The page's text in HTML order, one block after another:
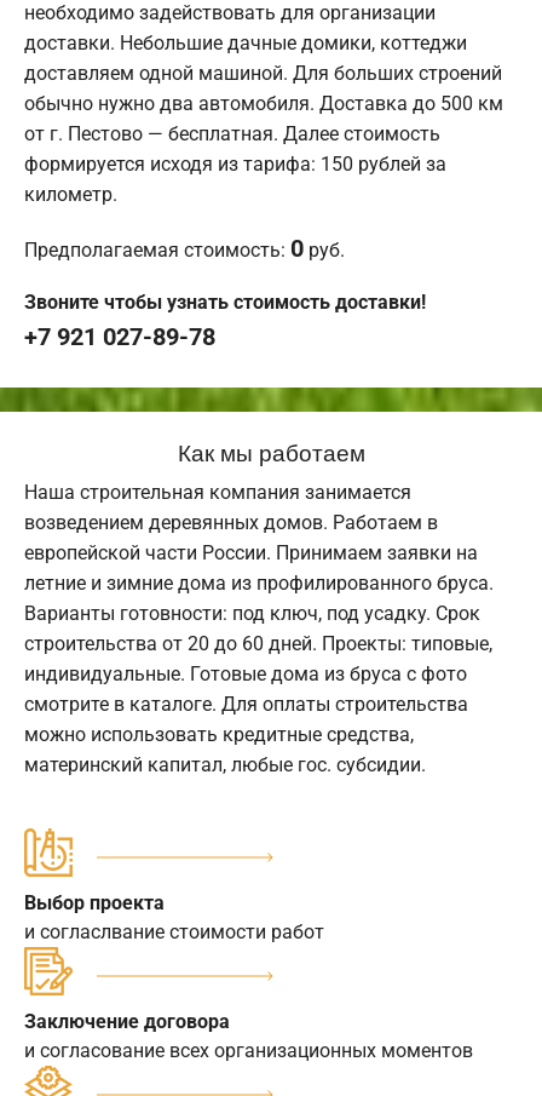
необходимо задействовать для организации
доставки. Небольшие дачные домики, коттеджи
доставляем одной машиной. Для больших строений
обычно нужно два автомобиля. Доставка до 500 км
от г. Пестово — бесплатная. Далее стоимость
формируется исходя из тарифа: 150 рублей за
километр.
Предполагаемая стоимость: 0 руб.
Звоните чтобы узнать стоимость доставки!
+7 921 027-89-78
Как мы работаем
Наша строительная компания занимается
возведением деревянных домов. Работаем в
европейской части России. Принимаем заявки на
летние и зимние дома из профилированного бруса.
Варианты готовности: под ключ, под усадку. Срок
строительства от 20 до 60 дней. Проекты: типовые,
индивидуальные. Готовые дома из бруса с фото
смотрите в каталоге. Для оплаты строительства
можно использовать кредитные средства,
материнский капитал, любые гос. субсидии.
Выбор проекта
и согласлвание стоимости работ
Заключение договора
и согласование всех организационных моментов